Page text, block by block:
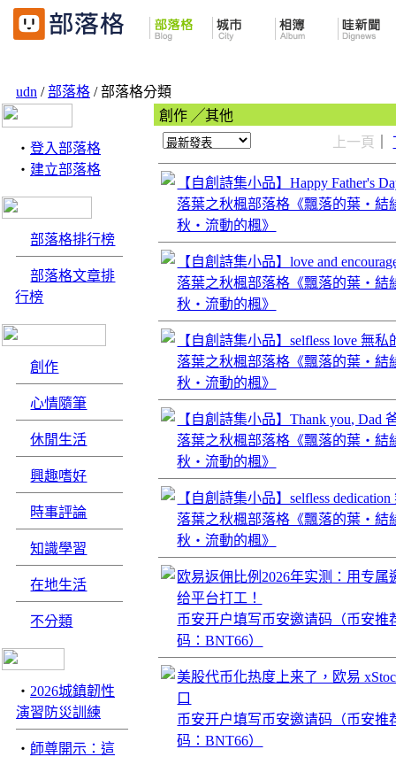
udn /部落格 / 部落格分類
‧ 登入部落格
‧ 建立部落格
部落格排行榜
部落格文章排
行榜
創作
心情隨筆
休閒生活
興趣嗜好
時事評論
知識學習
在地生活
不分類
‧ 2026城鎮韌性
演習防災訓練
‧ 師尊開示：這
創作 ╱其他
上一頁
｜
【自創詩集小品】Happy Father's
落葉之秋楓部落格《飄落的葉‧結
秋‧流動的楓》
【自創詩集小品】love and
落葉之秋楓部落格《飄落的葉‧結
秋‧流動的楓》
【自創詩集小品】selfless love 無私
落葉之秋楓部落格《飄落的葉‧結
秋‧流動的楓》
【自創詩集小品】Thank you, Dad
落葉之秋楓部落格《飄落的葉‧結
秋‧流動的楓》
【自創詩集小品】selfless
落葉之秋楓部落格《飄落的葉‧結
秋‧流動的楓》
欧易返佣比例2026年实测：用专
给平台打工！
币安开户填写币安邀请码（币安推
码：BNT66）
美股代币化热度上来了，欧易
口
币安开户填写币安邀请码（币安推
码：BNT66）